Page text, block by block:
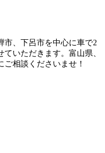
市、下呂市を中心に車で2
いただきます。富山県、
相談くださいませ！